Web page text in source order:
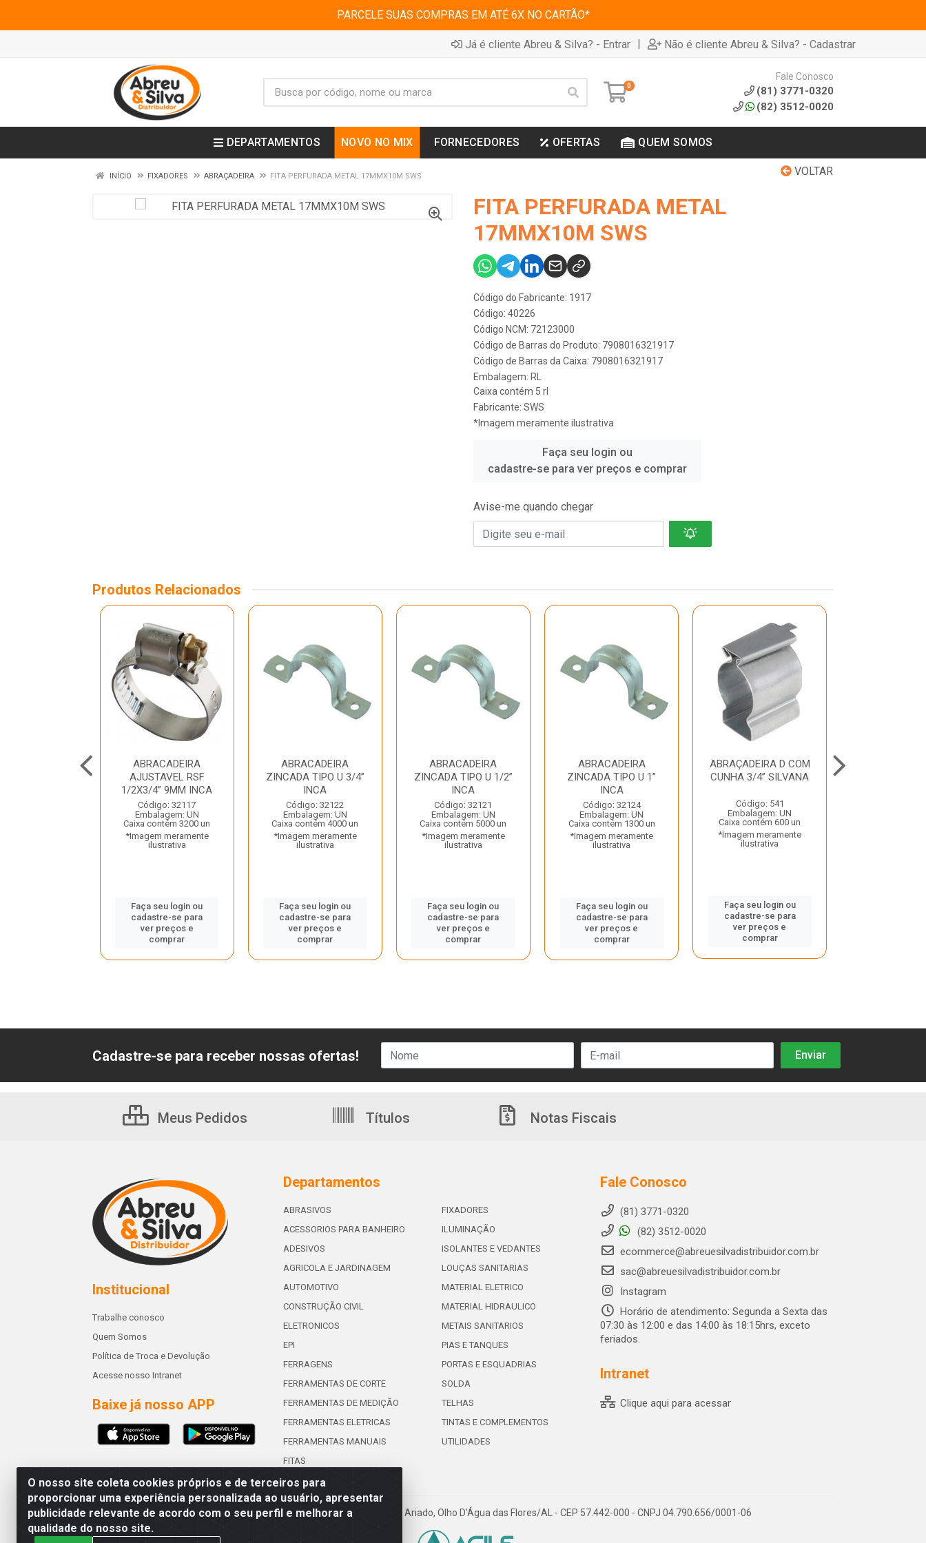
PARCELE SUAS COMPRAS EM ATÉ 6X NO CARTÃO*
Já é cliente Abreu & Silva? - Entrar | Não é cliente Abreu & Silva? - Cadastrar
0
Fale Conosco
(81) 3771-0320
(82) 3512-0020
DEPARTAMENTOS NOVO NO MIX FORNECEDORES OFERTAS QUEM SOMOS
VOLTAR
INÍCIO FIXADORES ABRAÇADEIRA FITA PERFURADA METAL 17MMX10M SWS
FITA PERFURADA METAL
17MMX10M SWS
Código do Fabricante: 1917
Código: 40226
Código NCM: 72123000
Código de Barras do Produto: 7908016321917
Código de Barras da Caixa: 7908016321917
Embalagem: RL
Caixa contém 5 rl
Fabricante: SWS
*Imagem meramente ilustrativa
Faça seu login ou
cadastre-se para ver preços e comprar
Avise-me quando chegar
Produtos Relacionados
ABRACADEIRA
AJUSTAVEL RSF
1/2X3/4” 9MM INCA
Código: 32117
Embalagem: UN
Caixa contém 3200 un
*Imagem meramente
ilustrativa
Faça seu login ou
cadastre-se para
ver preços e
comprar
ABRACADEIRA
ZINCADA TIPO U 3/4”
INCA
Código: 32122
Embalagem: UN
Caixa contém 4000 un
*Imagem meramente
ilustrativa
Faça seu login ou
cadastre-se para
ver preços e
comprar
ABRACADEIRA
ZINCADA TIPO U 1/2”
INCA
Código: 32121
Embalagem: UN
Caixa contém 5000 un
*Imagem meramente
ilustrativa
Faça seu login ou
cadastre-se para
ver preços e
comprar
ABRACADEIRA
ZINCADA TIPO U 1”
INCA
Código: 32124
Embalagem: UN
Caixa contém 1300 un
*Imagem meramente
ilustrativa
Faça seu login ou
cadastre-se para
ver preços e
comprar
ABRAÇADEIRA D COM
CUNHA 3/4” SILVANA
Código: 541
Embalagem: UN
Caixa contém 600 un
*Imagem meramente
ilustrativa
Faça seu login ou
cadastre-se para
ver preços e
comprar
O nosso site coleta cookies próprios e de terceiros para
proporcionar uma experiência personalizada ao usuário, apresentar
publicidade relevante de acordo com o seu perfil e melhorar a
qualidade do nosso site.
Cadastre-se para receber nossas ofertas!
Meus Pedidos Títulos Notas Fiscais
Institucional
Trabalhe conosco
Quem Somos
Política de Troca e Devolução
Acesse nosso Intranet
Baixe já nosso APP
Departamentos
ABRASIVOS
ACESSORIOS PARA BANHEIRO
ADESIVOS
AGRICOLA E JARDINAGEM
AUTOMOTIVO
CONSTRUÇÃO CIVIL
ELETRONICOS
EPI
FERRAGENS
FERRAMENTAS DE CORTE
FERRAMENTAS DE MEDIÇÃO
FERRAMENTAS ELETRICAS
FERRAMENTAS MANUAIS
FITAS
FIXADORES
ILUMINAÇÃO
ISOLANTES E VEDANTES
LOUÇAS SANITARIAS
MATERIAL ELETRICO
MATERIAL HIDRAULICO
METAIS SANITARIOS
PIAS E TANQUES
PORTAS E ESQUADRIAS
SOLDA
TELHAS
TINTAS E COMPLEMENTOS
UTILIDADES
Fale Conosco
(81) 3771-0320
(82) 3512-0020
ecommerce@abreuesilvadistribuidor.com.br
sac@abreuesilvadistribuidor.com.br
Instagram
Horário de atendimento: Segunda a Sexta das
07:30 às 12:00 e das 14:00 às 18:15hrs, exceto
feriados.
Intranet
Clique aqui para acessar
Abreu & Silva - Rua Padre Jose de Souza Leite, 265 - Ariado, Olho D'Água das Flores/AL - CEP 57.442-000 - CNPJ 04.790.656/0001-06